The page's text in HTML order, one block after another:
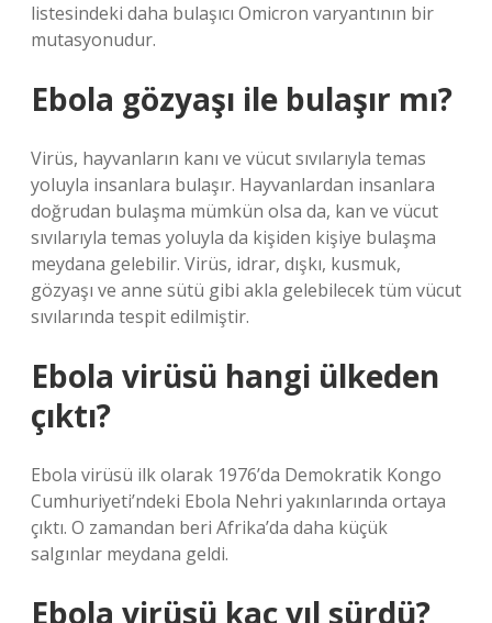
listesindeki daha bulaşıcı Omicron varyantının bir
mutasyonudur.
Ebola gözyaşı ile bulaşır mı?
Virüs, hayvanların kanı ve vücut sıvılarıyla temas
yoluyla insanlara bulaşır. Hayvanlardan insanlara
doğrudan bulaşma mümkün olsa da, kan ve vücut
sıvılarıyla temas yoluyla da kişiden kişiye bulaşma
meydana gelebilir. Virüs, idrar, dışkı, kusmuk,
gözyaşı ve anne sütü gibi akla gelebilecek tüm vücut
sıvılarında tespit edilmiştir.
Ebola virüsü hangi ülkeden
çıktı?
Ebola virüsü ilk olarak 1976’da Demokratik Kongo
Cumhuriyeti’ndeki Ebola Nehri yakınlarında ortaya
çıktı. O zamandan beri Afrika’da daha küçük
salgınlar meydana geldi.
Ebola virüsü kaç yıl sürdü?